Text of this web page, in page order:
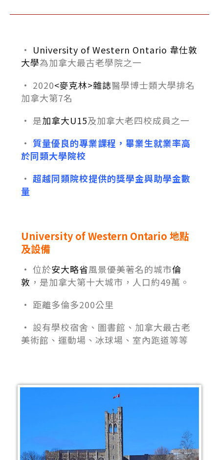
• University of Western Ontario 韋仕敦
大學為加拿大最古老學院之一
• 2020<麥克林>雜誌醫學博士類大學排名
加拿大第7名
• 是加拿大U15及加拿大老四校成員之一
• 質量優良的專業課程，畢業生就業率高
於同類大學院校
• 超越同類院校提供的獎學金與助學金數
量
University of Western Ontario 地點
及設備
• 位於安大略省風景優美著名的城市倫
敦 ，是加拿大第十大城市，人口約49萬。
• 距離多倫多200公里
• 設有學校宿舍、圖書館、加拿大最古老
美術館、運動場、冰球場、室內跑道等等